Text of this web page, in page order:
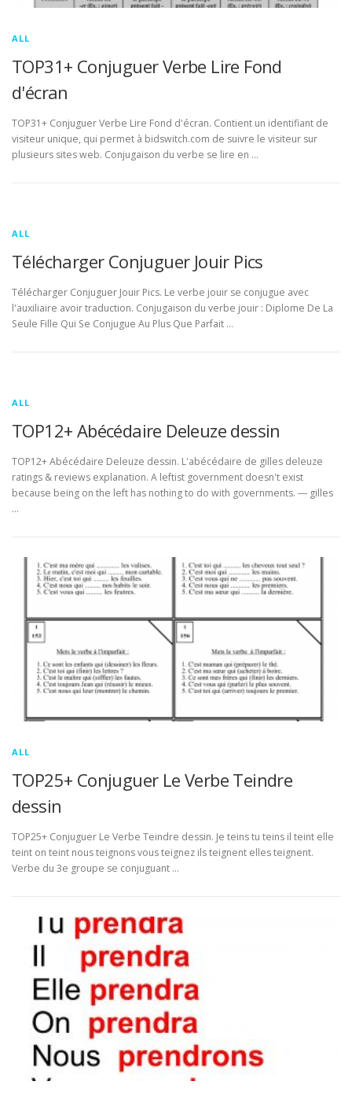
ALL
TOP31+ Conjuguer Verbe Lire Fond
d'écran
TOP31+ Conjuguer Verbe Lire Fond d'écran. Contient un identifiant de
visiteur unique, qui permet à bidswitch.com de suivre le visiteur sur
plusieurs sites web. Conjugaison du verbe se lire en …
ALL
Télécharger Conjuguer Jouir Pics
Télécharger Conjuguer Jouir Pics. Le verbe jouir se conjugue avec
l'auxiliaire avoir traduction. Conjugaison du verbe jouir : Diplome De La
Seule Fille Qui Se Conjugue Au Plus Que Parfait …
ALL
TOP12+ Abécédaire Deleuze dessin
TOP12+ Abécédaire Deleuze dessin. L'abécédaire de gilles deleuze
ratings & reviews explanation. A leftist government doesn't exist
because being on the left has nothing to do with governments. ― gilles
…
ALL
TOP25+ Conjuguer Le Verbe Teindre
dessin
TOP25+ Conjuguer Le Verbe Teindre dessin. Je teins tu teins il teint elle
teint on teint nous teignons vous teignez ils teignent elles teignent.
Verbe du 3e groupe se conjuguant …